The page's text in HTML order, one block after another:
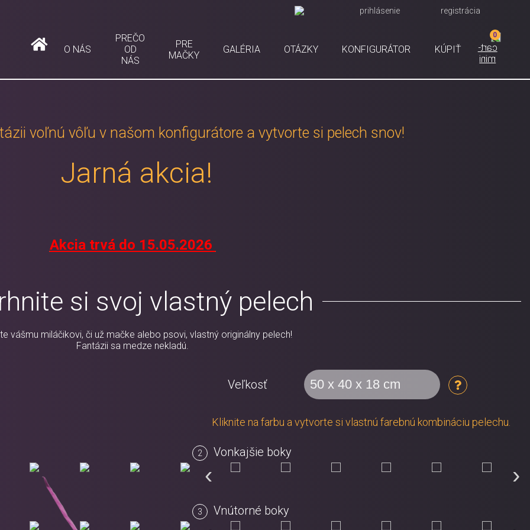
O NÁS
PREČO
OD
NÁS
PRE
MAČKY
GALÉRIA OTÁZKY KONFIGURÁTOR KÚPIŤ
0
prihlásenie registrácia
voľnú vôľu v našom konfigurátore a vytvorte si pelech snov!
Jarná akcia!
Akcia trvá do 15.05.2026
si svoj vlastný pelech
vášmu miláčikovi, či už mačke alebo psovi, vlastný originálny pelech!
Fantázii sa medze nekladú.
Veľkosť
Kliknite na farbu a vytvorte si vlastnú farebnú kombináciu pelechu.
Vonkajšie boky
‹ ›
Vnútorné boky